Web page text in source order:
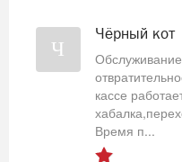
Ч
Чёрный кот
Обслуживание
кассе
Время п...